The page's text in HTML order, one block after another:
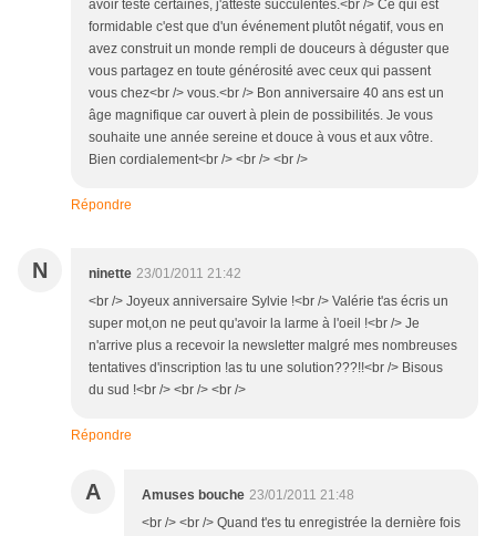
avoir testé certaines, j'atteste succulentes.<br /> Ce qui est
formidable c'est que d'un événement plutôt négatif, vous en
avez construit un monde rempli de douceurs à déguster que
vous partagez en toute générosité avec ceux qui passent
vous chez<br /> vous.<br /> Bon anniversaire 40 ans est un
âge magnifique car ouvert à plein de possibilités. Je vous
souhaite une année sereine et douce à vous et aux vôtre.
Bien cordialement<br /> <br /> <br />
Répondre
N ninette 23/01/2011 21:42
<br /> Joyeux anniversaire Sylvie !<br /> Valérie t'as écris un
super mot,on ne peut qu'avoir la larme à l'oeil !<br /> Je
n'arrive plus a recevoir la newsletter malgré mes nombreuses
tentatives d'inscription !as tu une solution???!!<br /> Bisous
du sud !<br /> <br /> <br />
Répondre
A Amuses bouche 23/01/2011 21:48
<br /> <br /> Quand t'es tu enregistrée la dernière fois